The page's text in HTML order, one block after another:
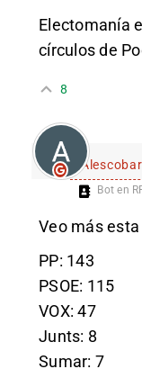
Electomanía
círculos de
8
Alescobar
Bot en
Veo más
PP: 143
PSOE: 115
VOX: 47
Junts: 8
Sumar: 7